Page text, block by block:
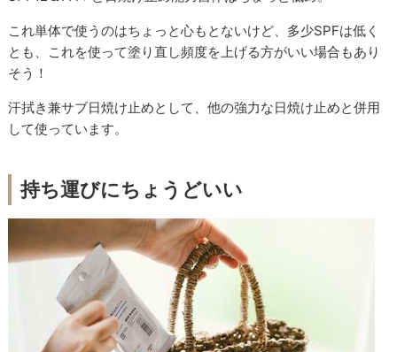
これ単体で使うのはちょっと心もとないけど、多少SPFは低く
とも、これを使って塗り直し頻度を上げる方がいい場合もあり
そう！
汗拭き兼サブ日焼け止めとして、他の強力な日焼け止めと併用
して使っています。
持ち運びにちょうどいい